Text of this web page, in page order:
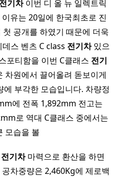
전기 차이번 디 올 뉴 일렉트릭
유는 20일에 한국최초로 진
공개를 하였기 때문에 더욱
스 벤츠 C class 전기차있으
포티함을 이번 C클래스 전기
차원에서 끌어올려 돋보이게
부각한 모습입니다. 차량정
에 전폭 1,892mm 전고는
로 역대 C클래스 중에서는
모습을 볼
전기차마력으로 환산을 하면
차중량은 2,460Kg에 제로백